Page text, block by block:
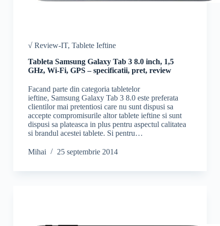
√ Review-IT, Tablete Ieftine
Tableta Samsung Galaxy Tab 3 8.0 inch, 1,5
GHz, Wi-Fi, GPS – specificatii, pret, review
Facand parte din categoria tabletelor
ieftine, Samsung Galaxy Tab 3 8.0 este preferata
clientilor mai pretentiosi care nu sunt dispusi sa
accepte compromisurile altor tablete ieftine si sunt
dispusi sa plateasca in plus pentru aspectul calitatea
si brandul acestei tablete. Si pentru…
Mihai 25 septembrie 2014